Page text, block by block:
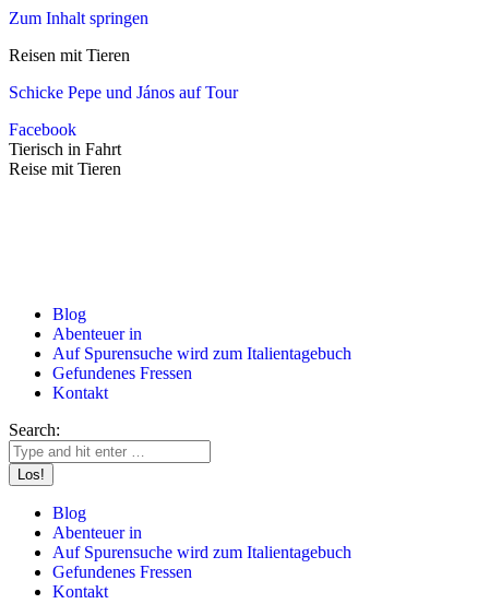
Zum Inhalt springen
Reisen mit Tieren
Schicke Pepe und János auf Tour
Facebook
Tierisch in Fahrt
Reise mit Tieren
Blog
Abenteuer in
Auf Spurensuche wird zum Italientagebuch
Gefundenes Fressen
Kontakt
Search:
Blog
Abenteuer in
Auf Spurensuche wird zum Italientagebuch
Gefundenes Fressen
Kontakt